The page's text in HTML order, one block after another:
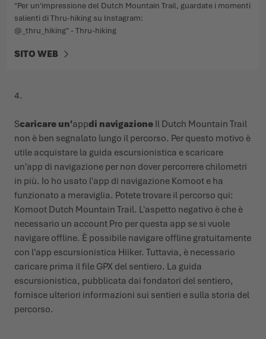
"Per un'impressione del Dutch Mountain Trail, guardate i momenti
salienti di Thru-hiking su Instagram:
@_thru_hiking" - Thru-hiking
SITO WEB
4.
Scaricare un'appdi navigazione Il Dutch Mountain Trail
non è ben segnalato lungo il percorso. Per questo motivo è
utile acquistare la guida escursionistica e scaricare
un'app di navigazione per non dover percorrere chilometri
in più. Io ho usato l'app di navigazione Komoot e ha
funzionato a meraviglia. Potete trovare il percorso qui:
Komoot Dutch Mountain Trail. L'aspetto negativo è che è
necessario un account Pro per questa app se si vuole
navigare offline. È possibile navigare offline gratuitamente
con l'app escursionistica Hiiker. Tuttavia, è necessario
caricare prima il file GPX del sentiero. La guida
escursionistica, pubblicata dai fondatori del sentiero,
fornisce ulteriori informazioni sui sentieri e sulla storia del
percorso.